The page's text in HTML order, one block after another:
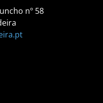
nº 58